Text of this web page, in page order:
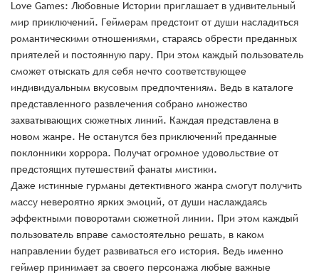
Love Games: Любовные Истории приглашает в удивительный
мир приключений. Геймерам предстоит от души насладиться
романтическими отношениями, стараясь обрести преданных
приятелей и постоянную пару. При этом каждый пользователь
сможет отыскать для себя нечто соответствующее
индивидуальным вкусовым предпочтениям. Ведь в каталоге
представленного развлечения собрано множество
захватывающих сюжетных линий. Каждая представлена в
новом жанре. Не останутся без приключений преданные
поклонники хоррора. Получат огромное удовольствие от
предстоящих путешествий фанаты мистики.
Даже истинные гурманы детективного жанра смогут получить
массу невероятно ярких эмоций, от души наслаждаясь
эффектными поворотами сюжетной линии. При этом каждый
пользователь вправе самостоятельно решать, в каком
направлении будет развиваться его история. Ведь именно
геймер принимает за своего персонажа любые важные